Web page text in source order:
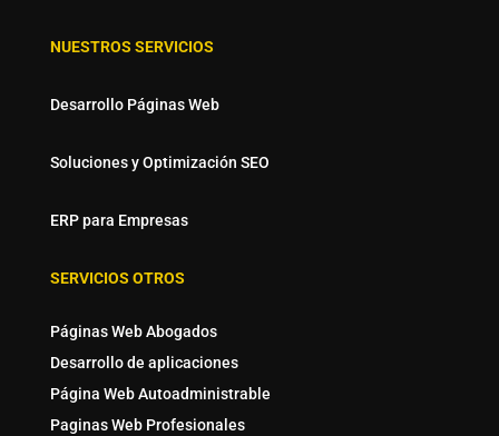
NUESTROS SERVICIOS
Desarrollo Páginas Web
Soluciones y Optimización SEO
ERP para Empresas
SERVICIOS OTROS
Páginas Web Abogados
Desarrollo de aplicaciones
Página Web Autoadministrable
Paginas Web Profesionales